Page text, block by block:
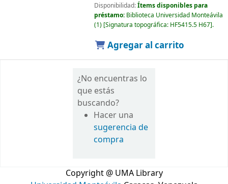
Disponibilidad:Ítems disponibles para
préstamo: Biblioteca Universidad Monteávila
(1) Signatura topográfica: HF5415.5 H67 .
Agregar al carrito
¿No encuentras lo
que estás
buscando?
Hacer una
sugerencia de
compra
Copyright @ UMA Library